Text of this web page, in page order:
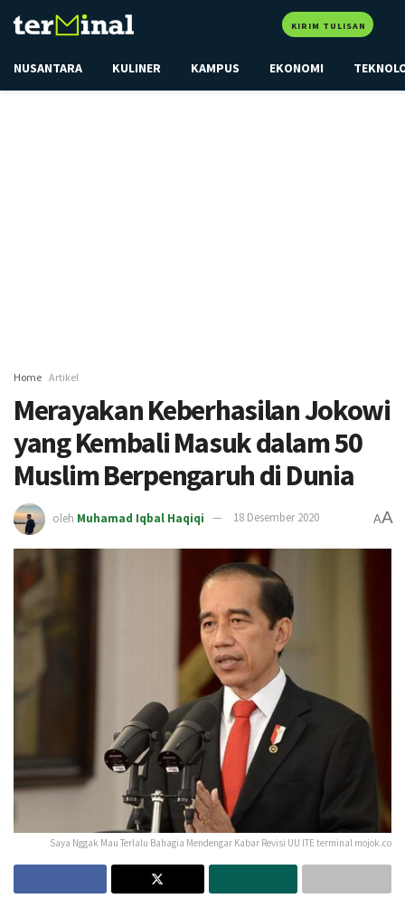
KIRIM TULISAN
NUSANTARA KULINER KAMPUS EKONOMI
Home Artikel
Merayakan Keberhasilan Jokowi
yang Kembali Masuk dalam 50
Muslim Berpengaruh di Dunia
oleh Muhamad Iqbal Haqiqi 18 Desember 2020 AA
Saya Nggak Mau Terlalu Bahagia Mendengar Kabar Revisi UU ITE terminal mojok.co